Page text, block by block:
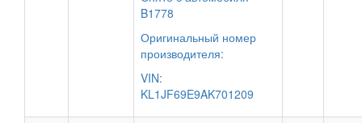
B1778
Оригинальный номер
производителя:
VIN:
KL1JF69E9AK701209